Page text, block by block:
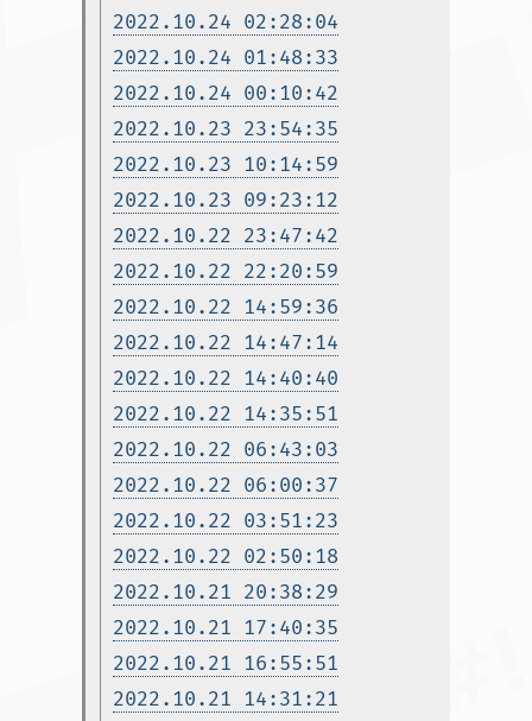
2022.10.24 02:28:04
2022.10.24 01:48:33
2022.10.24 00:10:42
2022.10.23 23:54:35
2022.10.23 10:14:59
2022.10.23 09:23:12
2022.10.22 23:47:42
2022.10.22 22:20:59
2022.10.22 14:59:36
2022.10.22 14:47:14
2022.10.22 14:40:40
2022.10.22 14:35:51
2022.10.22 06:43:03
2022.10.22 06:00:37
2022.10.22 03:51:23
2022.10.22 02:50:18
2022.10.21 20:38:29
2022.10.21 17:40:35
2022.10.21 16:55:51
2022.10.21 14:31:21